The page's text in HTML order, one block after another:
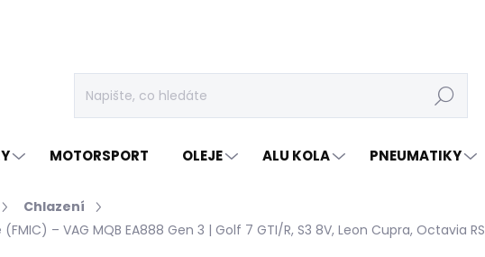
Hledat
MOTORSPORT OLEJE ALU KOLA PNEUMATIKY
Chlazení
– VAG MQB EA888 Gen 3 | Golf 7 GTI/R, S3 8V, Leon Cupra, Octavia RS